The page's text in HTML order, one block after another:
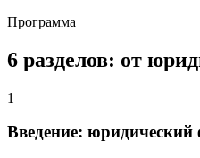
Программа
6 разделов: от
1
Введение: юридический